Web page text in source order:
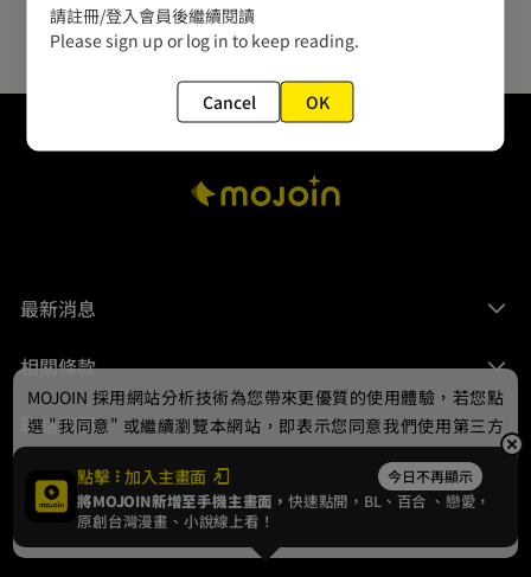
最新消息
相關條款
聯絡我們
© 2024 gamania Digital Entertainment Co., Ltd.
點擊 加入主畫面 今日不再顯示
將MOJOIN新增至手機主畫面，快速點開，BL、 百合 、戀愛，
原創台灣漫畫、小說線上看！
MOJOIN 採用網站分析技術為您帶來更優質的使用體驗，若您點
選 "我同意" 或繼續瀏覽本網站，即表示您同意我們使用第三方
Cookie，欲瞭解更多資訊請見隱私權政策。
我同意
請註冊/登入會員後繼續閱讀
Please sign up or log in to keep reading.
Cancel OK